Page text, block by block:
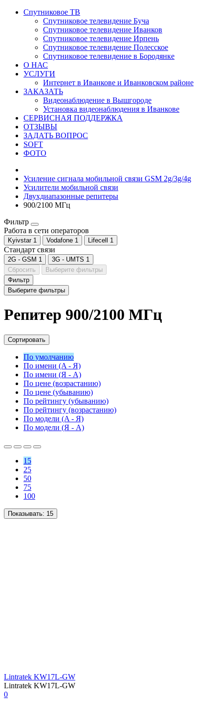
Спутниковое ТВ
Спутниковое телевидение Буча
Спутниковое телевидение Иванков
Спутниковое телевидение Ирпень
Спутниковое телевидение Полесское
Спутниковое телевидение в Бородянке
О НАС
УСЛУГИ
Интернет в Иванкове и Иванковском районе
ЗАКАЗАТЬ
Видеонаблюдение в Вышгороде
Установка видеонаблюдения в Иванкове
СЕРВИСНАЯ ПОДДЕРЖКА
ОТЗЫВЫ
ЗАДАТЬ ВОПРОС
SOFT
ФОТО
Усиление сигнала мобильной связи GSM 2g/3g/4g
Усилители мобильной связи
Двухдиапазонные репитеры
900/2100 МГц
Фильтр
Работа в сети операторов
Kyivstar 1 Vodafone 1 Lifecell 1
Стандарт связи
2G - GSM 1 3G - UMTS 1
Сбросить
Выберите фильтры
Фильтр
Выберите фильтры
Репитер 900/2100 МГц
Сортировать
По умолчанию
По имени (A - Я)
По имени (Я - A)
По цене (возрастанию)
По цене (убыванию)
По рейтингу (убыванию)
По рейтингу (возрастанию)
По модели (A - Я)
По модели (Я - A)
15
25
50
75
100
Показывать: 15
Lintratek KW17L-GW
Lintratek KW17L-GW
0